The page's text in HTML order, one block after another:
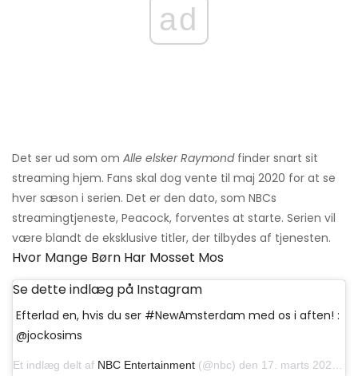
ad
Det ser ud som om Alle elsker Raymondfinder snart sit
streaming hjem. Fans skal dog vente til maj 2020 for at se
hver sæson i serien. Det er den dato, som NBCs
streamingtjeneste, Peacock, forventes at starte. Serien vil
være blandt de eksklusive titler, der tilbydes af tjenesten.
Hvor Mange Børn Har Mosset Mos
Se dette indlæg på Instagram
Efterlad en, hvis du ser #NewAmsterdam med os i aften! :
@jockosims
Et indlæg delt af NBC Entertainment (@nbc) den 17. marts 2020 kl. 16:00 PDT